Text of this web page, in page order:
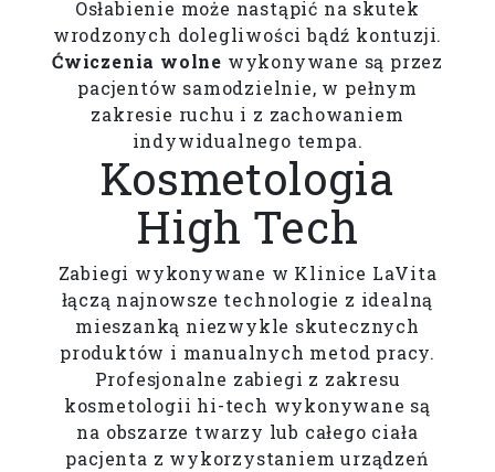
Osłabienie może nastąpić na skutek
wrodzonych dolegliwości bądź kontuzji.
Ćwiczenia wolne wykonywane są przez
pacjentów samodzielnie, w pełnym
zakresie ruchu i z zachowaniem
indywidualnego tempa.
Kosmetologia
High Tech
Zabiegi wykonywane w Klinice LaVita
łączą najnowsze technologie z idealną
mieszanką niezwykle skutecznych
produktów i manualnych metod pracy.
Profesjonalne zabiegi z zakresu
kosmetologii hi-tech wykonywane są
na obszarze twarzy lub całego ciała
pacjenta z wykorzystaniem urządzeń